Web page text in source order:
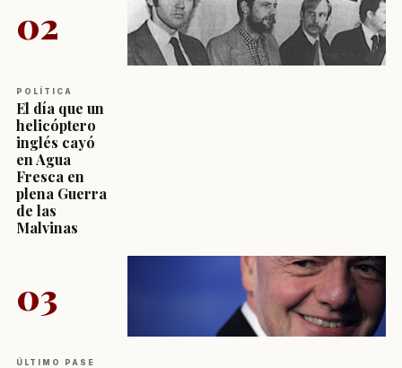
02
POLÍTICA
El día que un
helicóptero
inglés cayó
en Agua
Fresca en
plena Guerra
de las
Malvinas
03
ÚLTIMO PASE